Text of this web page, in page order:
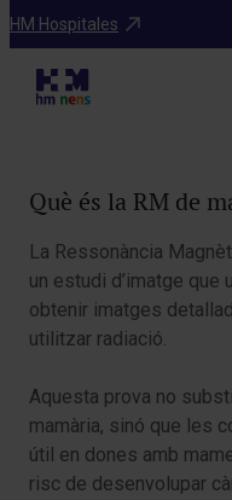
HM Hospitales
Inici
Què és la RM de
La Ressonància
un estudi d’imatge
obtenir imatges
utilitzar radiació.
Aquesta prova no
mamària, sinó que les
útil en dones amb
risc de desenvolupar